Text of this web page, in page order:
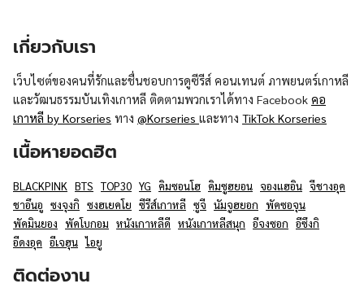
เกี่ยวกับเรา
เว็บไซต์ของคนที่รักและชื่นชอบการดูซีรีส์ คอนเทนต์ ภาพยนตร์เกาหลี
และวัฒนธรรมบันเทิงเกาหลี ติดตามพวกเราได้ทาง Facebook คอ
เกาหลี by Korseries ทาง @Korseries และทาง TikTok Korseries
เนื้อหายอดฮิต
BLACKPINK BTS TOP30 YG คิมซอนโฮ คิมซูฮยอน จองแฮอิน จีชางอุค
ชาอึนอู ซงจุงกิ ซงฮเยคโย ซีรีส์เกาหลี ซูจี นัมจูฮยอก พัคซอจุน
พัคมินยอง พัคโบกอม หนังเกาหลีดี หนังเกาหลีสนุก อีจงซอก อีซึงกิ
อีดงอุค อีเจฮุน ไอยู
ติดต่องาน